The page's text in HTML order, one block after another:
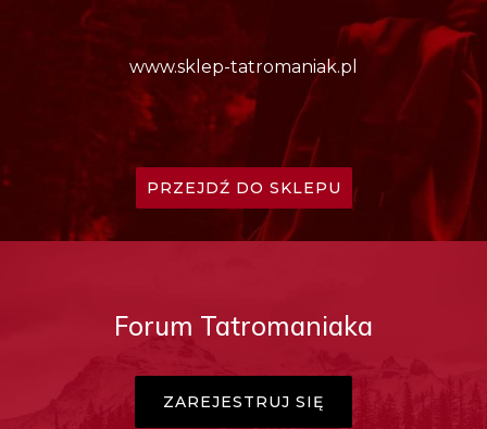
www.sklep-tatromaniak.pl
PRZEJDŹ DO SKLEPU
Forum Tatromaniaka
ZAREJESTRUJ SIĘ